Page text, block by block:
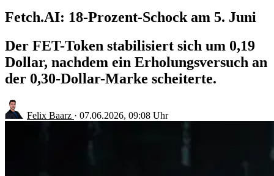
Fetch.AI: 18-Prozent-Schock am 5. Juni
Der FET-Token stabilisiert sich um 0,19
Dollar, nachdem ein Erholungsversuch an
der 0,30-Dollar-Marke scheiterte.
Felix Baarz · 07.06.2026, 09:08 Uhr